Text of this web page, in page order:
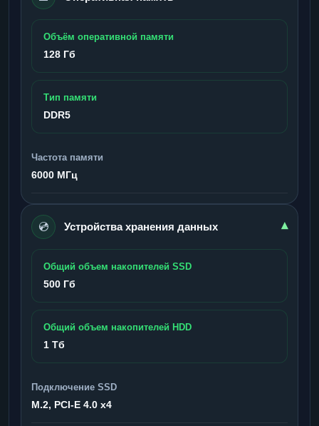
Объём оперативной памяти
128 Гб
Тип памяти
DDR5
Частота памяти
6000 МГц
💿 Устройства хранения данных ▾
Общий объем накопителей SSD
500 Гб
Общий объем накопителей HDD
1 Тб
Подключение SSD
M.2, PCI-E 4.0 x4